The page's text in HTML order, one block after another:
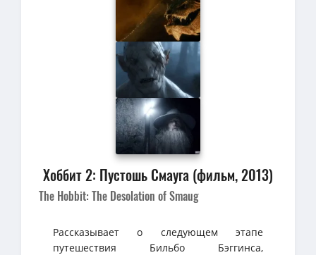
Хоббит 2: Пустошь Смауга (фильм, 2013)
The Hobbit: The Desolation of Smaug
Рассказывает о следующем этапе
путешествия Бильбо Бэггинса,